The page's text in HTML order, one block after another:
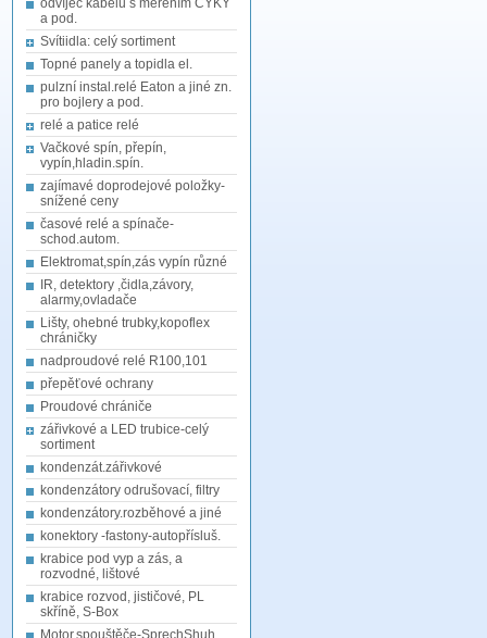
odvíječ kabelů s měřením CYKY
a pod.
Svítiidla: celý sortiment
Topné panely a topidla el.
pulzní instal.relé Eaton a jiné zn.
pro bojlery a pod.
relé a patice relé
Vačkové spín, přepín,
vypín,hladin.spín.
zajímavé doprodejové položky-
snížené ceny
časové relé a spínače-
schod.autom.
Elektromat,spín,zás vypín různé
IR, detektory ,čidla,závory,
alarmy,ovladače
Lišty, ohebné trubky,kopoflex
chráničky
nadproudové relé R100,101
přepěťové ochrany
Proudové chrániče
zářivkové a LED trubice-celý
sortiment
kondenzát.zářivkové
kondenzátory odrušovací, filtry
kondenzátory.rozběhové a jiné
konektory -fastony-autopřísluš.
krabice pod vyp a zás, a
rozvodné, lištové
krabice rozvod, jističové, PL
skříně, S-Box
Motor.spouštěče-SprechShuh